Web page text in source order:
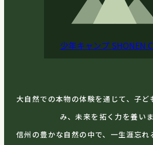
少年キャンプ SHONEN
大自然での本物の体験を通じて、子ど
み、未来を拓く力を養いま
信州の豊かな自然の中で、一生涯忘